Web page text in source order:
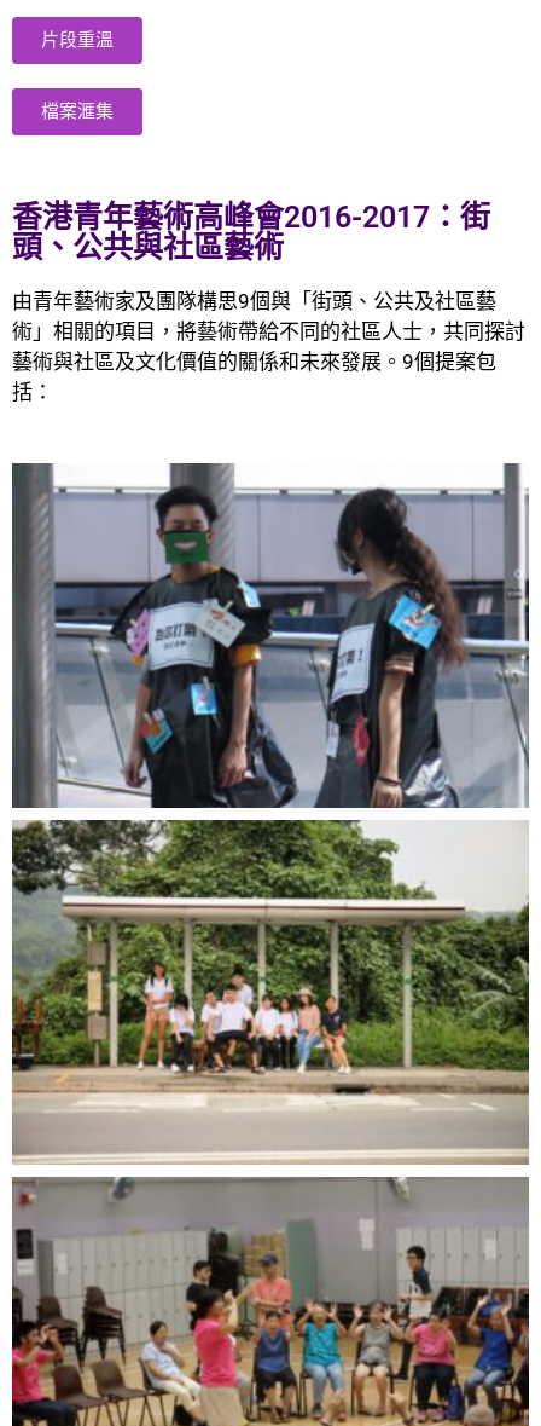
片段重溫
檔案滙集
香港青年藝術高峰會2016-2017：街
頭、公共與社區藝術
由青年藝術家及團隊構思9個與「街頭、公共及社區藝
術」相關的項目，將藝術帶給不同的社區人士，共同探討
藝術與社區及文化價值的關係和未來發展。9個提案包
括：